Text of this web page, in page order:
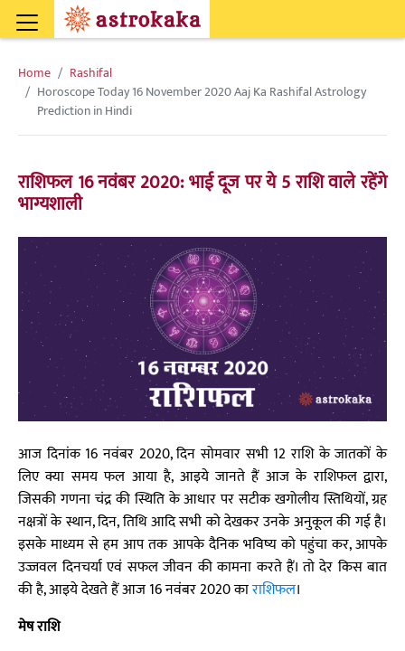
Home
Rashifal
Horoscope Today 16 November 2020 Aaj Ka Rashifal Astrology
Prediction in Hindi
राशिफल 16 नवंबर 2020: भाई दूज पर ये 5 राशि वाले रहेंगे
भाग्यशाली
आज दिनांक 16 नवंबर 2020, दिन सोमवार सभी 12 राशि के जातकों के
लिए क्या समय फल आया है, आइये जानते हैं आज के राशिफल द्वारा,
जिसकी गणना चंद्र की स्थिति के आधार पर सटीक खगोलीय स्तिथियों, ग्रह
नक्षत्रों के स्थान, दिन, तिथि आदि सभी को देखकर उनके अनुकूल की गई है।
इसके माध्यम से हम आप तक आपके दैनिक भविष्य को पहुंचा कर, आपके
उज्जवल दिनचर्या एवं सफल जीवन की कामना करते हैं। तो देर किस बात
की है, आइये देखते हैं आज 16 नवंबर 2020 काराशिफल।
मेष राशि